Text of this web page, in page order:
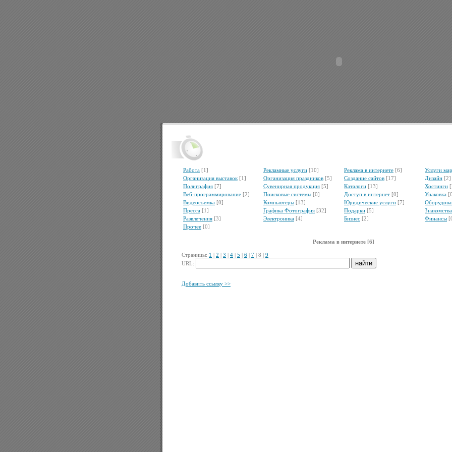
Работа [1] Рекламные услуги [10] Реклама в интернете [6] Услуги
Организация выставок [1] Организация праздников [5] Создание сайтов [17] Дизайн [2]
Полиграфия [7] Сувенирная продукция [5] Каталоги [13] Хостинги
Веб-программирование [2] Поисковые системы [0] Доступ в интернет [0] Упаковка
Видеосъемка [0] Компьютеры [13] Юридические услуги [7]
Пресса [1] Графика Фотография [32] Подарки [5] Знакомства
Развлечения [3] Электроника [4] Бизнес [2] Финансы
Прочее [0]
Реклама в интернете [6]
Страницы: 1 2 3 4 5 6 7 8
9
URL:
Добавить ссылку >>